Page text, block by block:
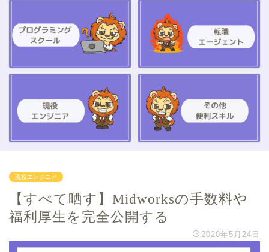
現役エンジニア
【すべて晒す】Midworksの手数料や
福利厚生を完全公開する
2020年5月24日